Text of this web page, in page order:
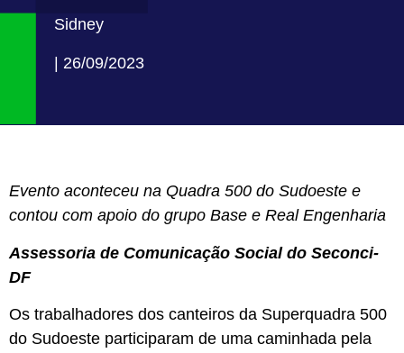
Sidney
| 26/09/2023
Evento aconteceu na Quadra 500 do Sudoeste e
contou com apoio do grupo Base e Real Engenharia
Assessoria de Comunicação Social do Seconci-
DF
Os trabalhadores dos canteiros da Superquadra 500
do Sudoeste participaram de uma caminhada pela